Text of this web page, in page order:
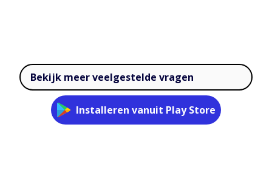
Bekijk meer veelgestelde vragen
Installeren vanuit Play Store